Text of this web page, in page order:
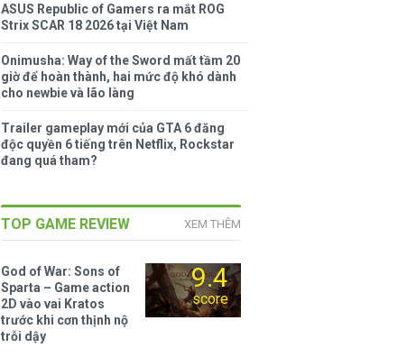
ASUS Republic of Gamers ra mắt ROG
Strix SCAR 18 2026 tại Việt Nam
Onimusha: Way of the Sword mất tầm 20
giờ để hoàn thành, hai mức độ khó dành
cho newbie và lão làng
Trailer gameplay mới của GTA 6 đăng
độc quyền 6 tiếng trên Netflix, Rockstar
đang quá tham?
TOP GAME REVIEW XEM THÊM
9.4
score
God of War: Sons of
Sparta – Game action
2D vào vai Kratos
trước khi cơn thịnh nộ
trỗi dậy